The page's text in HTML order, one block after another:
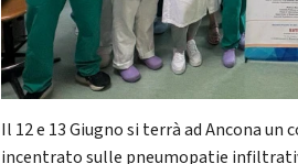
Il 12 e 13 Giugno si terrà ad Ancona
incentrato sulle pneumopatie